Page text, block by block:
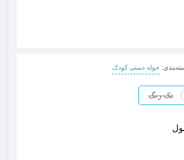
: حوله دستی کودک
تک رنگ